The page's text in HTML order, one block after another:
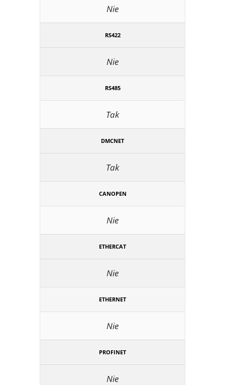
Nie
RS422
Nie
RS485
Tak
DMCNET
Tak
CANOPEN
Nie
ETHERCAT
Nie
ETHERNET
Nie
PROFINET
Nie